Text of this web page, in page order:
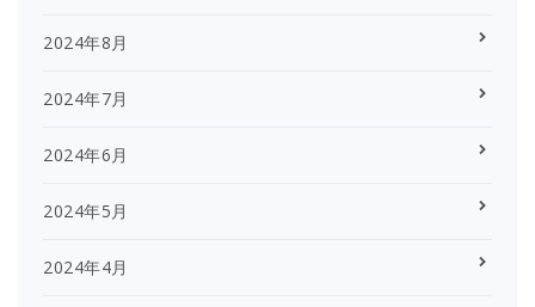
2024年8月
2024年7月
2024年6月
2024年5月
2024年4月